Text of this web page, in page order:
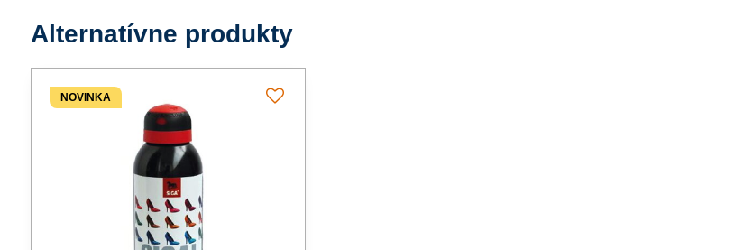
Alternatívne produkty
NOVINKA